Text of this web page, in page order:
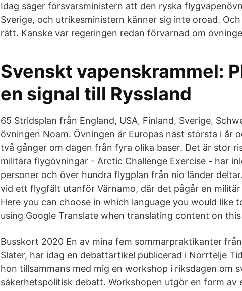
Idag säger försvarsministern att den ryska
Sverige, och utrikesministern känner sig inte oroad.
rätt. Kanske var regeringen redan förvarnad om
Svenskt vapenskrammel:
en signal till Ryssland
65 Stridsplan från England, USA, Finland, Sverige,
övningen Noam. Övningen är Europas näst största i år
två gånger om dagen från fyra olika baser. Det är stor
militära flygövningar - Arctic Challenge Exercise - har
personer och över hundra flygplan från nio länder
vid ett flygfält utanför Värnamo, där det pågår en
Here you can choose in which language you would like
using Google Translate when translating content on
Busskort 2020 En av mina fem sommarpraktikanter
Slater, har idag en debattartikel publicerad i Norrtelje
hon tillsammans med mig en workshop i riksdagen om
säkerhetspolitisk debatt. Workshopen utgör en form av